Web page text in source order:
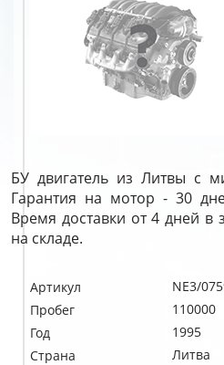
БУ двигатель из Литвы с
Гарантия на мотор - 30
Время доставки от 4 дней в
на складе.
Артикул
NE3/
Пробег
110000
Год
1995
Страна
Литва